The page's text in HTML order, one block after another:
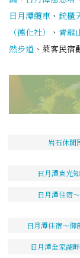
日月潭纜車 、 銃櫃
（德化社）
、 青龍
然步道 、萊客民宿
岩石休閒
日月潭東光
日月潭住宿
日月潭住宿～御
日月潭全家湖